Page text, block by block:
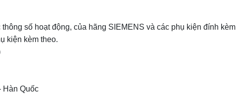
số hoạt động, của hãng SIEMENS và các phụ kiện đính kèm
kiện kèm theo.
Hàn Quốc